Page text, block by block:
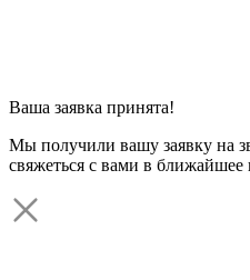
Ваша заявка принята!
Мы получили вашу заявку на
свяжеться с вами в ближайшее